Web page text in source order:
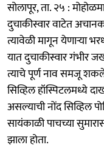
सोलापूर, ता. २५ :
दुचाकीस्वार वाटेत
त्यावेळी मागून येणाऱ्या
यात दुचाकीस्वार गंभीर
त्याचे पूर्ण नाव समजू
सिव्हिल हॉस्पिटलमध्ये
असल्याची नोंद सिव्हिल
सायंकाळी पाचच्या
झाला होता.